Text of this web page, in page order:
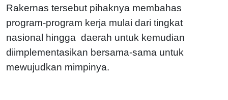
Rakernas tersebut pihaknya membahas
program-program kerja mulai dari tingkat
nasional hingga daerah untuk kemudian
diimplementasikan bersama-sama untuk
mewujudkan mimpinya.